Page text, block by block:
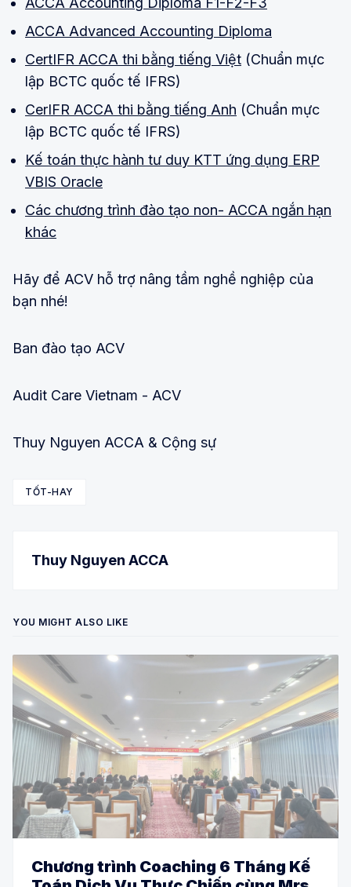
ACCA Advanced Accounting Diploma
CertIFR ACCA thi bằng tiếng Việt (Chuẩn mực
lập BCTC quốc tế IFRS)
CerIFR ACCA thi bằng tiếng Anh (Chuẩn mực
lập BCTC quốc tế IFRS)
Kế toán thực hành tư duy KTT ứng dụng ERP
VBIS Oracle
Các chương trình đào tạo non- ACCA ngắn hạn
khác
Hãy để ACV hỗ trợ nâng tầm nghề nghiệp của
bạn nhé!
Ban đào tạo ACV
Audit Care Vietnam - ACV
Thuy Nguyen ACCA & Cộng sự
TỐT-HAY
Thuy Nguyen ACCA
YOU MIGHT ALSO LIKE
Chương trình Coaching 6 Tháng Kế